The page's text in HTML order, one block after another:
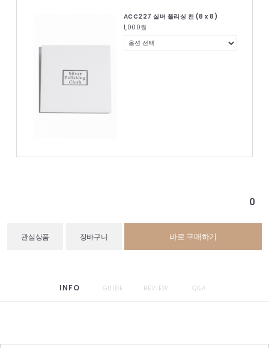
ACC227 실버 폴리싱 천 (8 x 8)
1,000원
0
관심상품 장바구니 바로 구매하기
INFO GUIDE REVIEW Q&A